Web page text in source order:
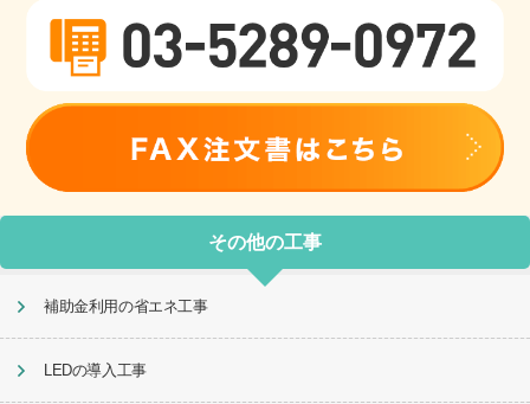
その他の工事
補助金利用の省エネ工事
LEDの導入工事